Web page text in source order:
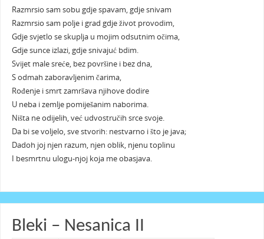
Razmrsio sam sobu gdje spavam, gdje snivam
Razmrsio sam polje i grad gdje život provodim,
Gdje svjetlo se skuplja u mojim odsutnim očima,
Gdje sunce izlazi, gdje snivajuć bdim.
Svijet male sreće, bez površine i bez dna,
S odmah zaboravljenim čarima,
Rođenje i smrt zamršava njihove dodire
U neba i zemlje pomiješanim naborima.
Ništa ne odijelih, već udvostručih srce svoje.
Da bi se voljelo, sve stvorih: nestvarno i što je java;
Dadoh joj njen razum, njen oblik, njenu toplinu
I besmrtnu ulogu-njoj koja me obasjava.
Bleki – Nesanica II